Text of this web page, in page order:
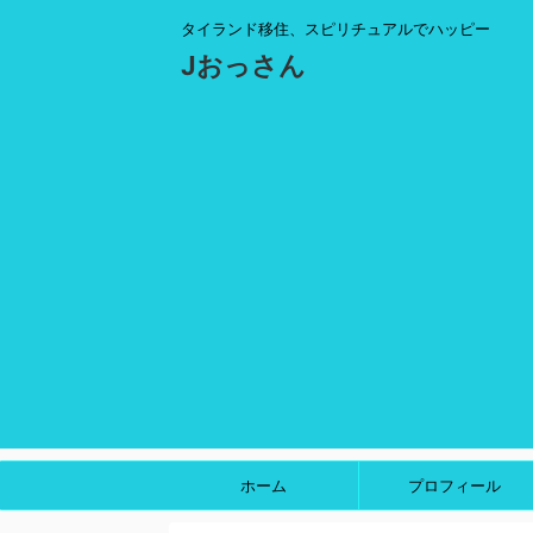
タイランド移住、スピリチュアルでハッピー
Jおっさん
ホーム プロフィール